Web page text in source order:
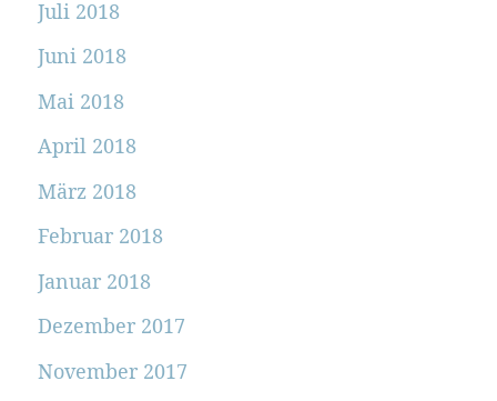
Juli 2018
Juni 2018
Mai 2018
April 2018
März 2018
Februar 2018
Januar 2018
Dezember 2017
November 2017